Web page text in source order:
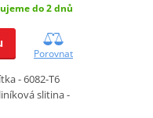
do 2 dnů
Porovnat
- 6082-T6
slitina -